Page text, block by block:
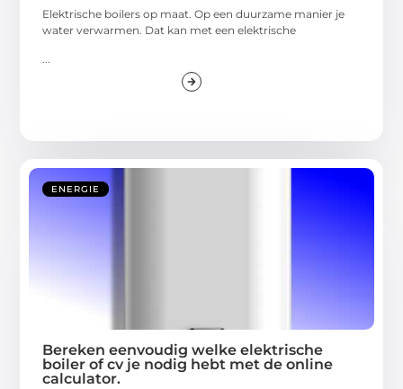
Elektrische boilers op maat. Op een duurzame manier je
water verwarmen. Dat kan met een elektrische
...
ENERGIE
Bereken eenvoudig welke elektrische
boiler of cv je nodig hebt met de online
calculator.